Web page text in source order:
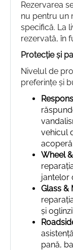
Rezervarea
nu pentru un
specifică. La
rezervată, în
Protecție și
Nivelul de
preferințe și
vehicul
Wheel
jantelor
Glass &
și
pană,